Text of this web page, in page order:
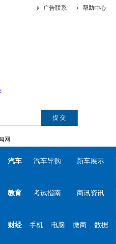
帮助中心
广告联系
网
汽车 汽车导购 新车展示
教育 考试指南 商讯资讯
财经 手机 电脑 微商 数据